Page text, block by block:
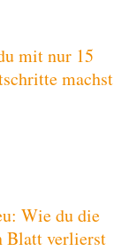
mit nur 15
machst
Wie du die
Blatt verlierst